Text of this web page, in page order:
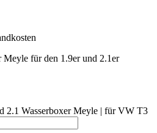
Meyle für den 1.9er und 2.1er
2.1 Wasserboxer Meyle | für VW T3